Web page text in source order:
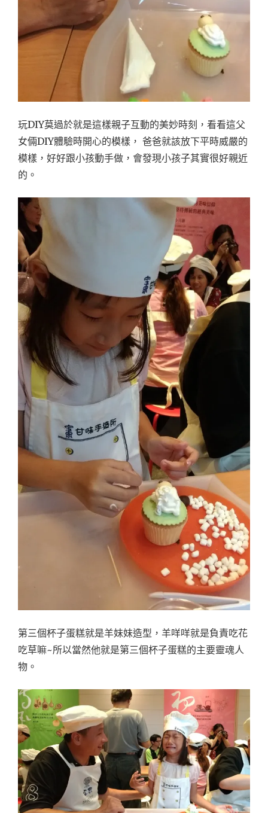
玩DIY莫過於就是這樣親子互動的美妙時刻，看看這父
女倆DIY體驗時開心的模樣， 爸爸就該放下平時威嚴的
模樣，好好跟小孩動手做，會發現小孩子其實很好親近
的。
第三個杯子蛋糕就是羊妹妹造型，羊咩咩就是負責吃花
吃草嘛~所以當然他就是第三個杯子蛋糕的主要靈魂人
物。